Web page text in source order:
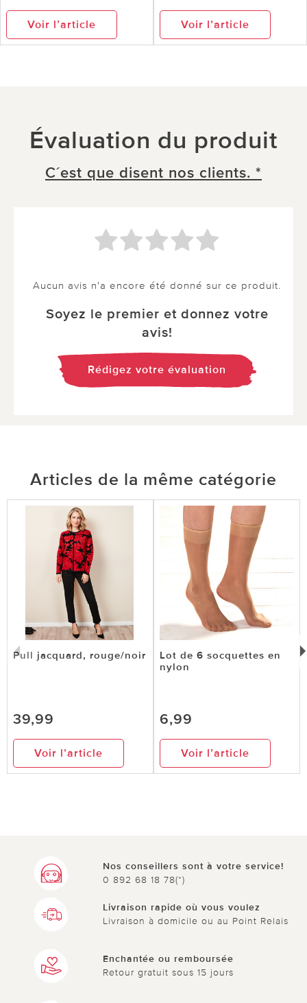
Voir l’article Voir l’article
Évaluation du produit
C´est que disent nos clients. *
Aucun avis n'a encore été donné sur ce produit.
Soyez le premier et donnez votre
avis!
Rédigez votre évaluation
Articles de la même catégorie
Pull jacquard, rouge/noir
39,99
Voir l’article
Lot de 6 socquettes en
nylon
6,99
Voir l’article
Nos conseillers sont à votre service!
0 892 68 18 78(*)
Livraison rapide où vous voulez
Livraison à domicile ou au Point Relais
Enchantée ou remboursée
Retour gratuit sous 15 jours